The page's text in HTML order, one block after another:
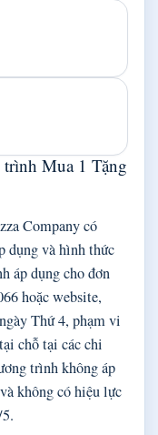
Mua 1 Tặng
Company có
dụng và hình thức
áp dụng cho đơn
hoặc website,
Thứ 4, phạm vi
chỗ tại các chi
trình không áp
không có hiệu lực